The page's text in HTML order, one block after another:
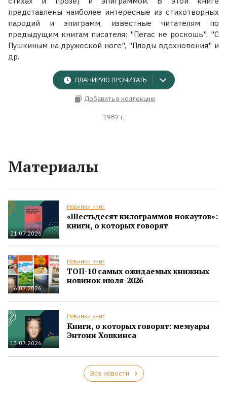
представлены наиболее интересные из стихотворных
пародий и эпиграмм, известные читателям по
предыдущим книгам писателя: "Пегас не роскошь", "С
Пушкиным на дружеской ноге", "Плоды вдохновения" и
др.
ПЛАНИРУЮ ПРОЧИТАТЬ
Добавить в коллекцию
1987 г.
Материалы
21.07.2026
Новинки книг
«Шестьдесят килограммов нокаутов»:
книги, о которых говорят
16.07.2026
Новинки книг
ТОП-10 самых ожидаемых книжных
новинок июля-2026
13.07.2026
Новинки книг
Книги, о которых говорят: мемуары
Энтони Хопкинса
Все новости